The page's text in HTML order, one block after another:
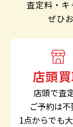
査定料・キ
ぜひ
店頭
店頭で査定
ご予約は不
1点からでも